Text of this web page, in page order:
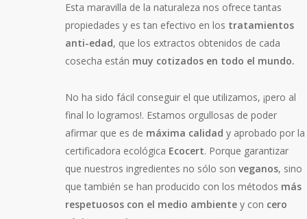
Esta maravilla de la naturaleza nos ofrece tantas
propiedades y es tan efectivo en los tratamientos
anti-edad, que los extractos obtenidos de cada
cosecha están muy cotizados en todo el mundo.
No ha sido fácil conseguir el que utilizamos, ¡pero al
final lo logramos!. Estamos orgullosas de poder
afirmar que es de máxima calidad y aprobado por la
certificadora ecológica Ecocert. Porque garantizar
que nuestros ingredientes no sólo sonveganos, sino
que también se han producido con los métodos más
respetuosos con el medio ambiente y con cero